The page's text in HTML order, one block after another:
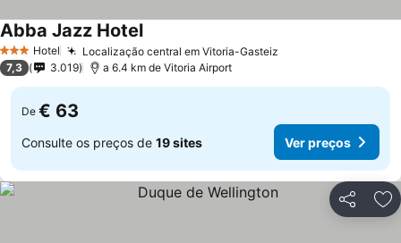
3 EstrelasHotel Localização central em Vitoria-Gasteiz
Abba Jazz HotelVer preços
7,3 3.019 a 6.4 km de Vitoria Airport
De € 63
Consulte os preços de 19 sites Ver preços
Partilhar